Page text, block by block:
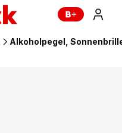
Alkoholpegel,